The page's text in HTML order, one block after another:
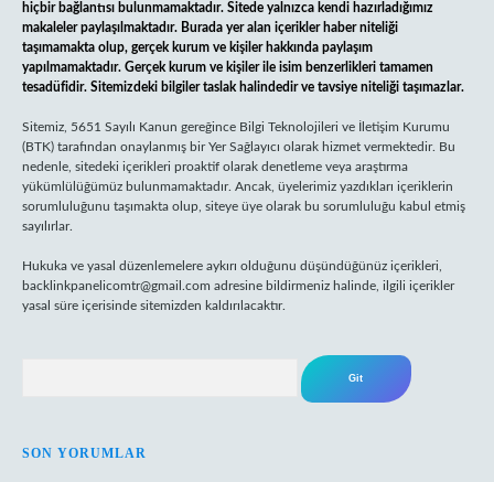
hiçbir bağlantısı bulunmamaktadır. Sitede yalnızca kendi hazırladığımız
makaleler paylaşılmaktadır. Burada yer alan içerikler haber niteliği
taşımamakta olup, gerçek kurum ve kişiler hakkında paylaşım
yapılmamaktadır. Gerçek kurum ve kişiler ile isim benzerlikleri tamamen
tesadüfidir. Sitemizdeki bilgiler taslak halindedir ve tavsiye niteliği taşımazlar.
Sitemiz, 5651 Sayılı Kanun gereğince Bilgi Teknolojileri ve İletişim Kurumu
(BTK) tarafından onaylanmış bir Yer Sağlayıcı olarak hizmet vermektedir. Bu
nedenle, sitedeki içerikleri proaktif olarak denetleme veya araştırma
yükümlülüğümüz bulunmamaktadır. Ancak, üyelerimiz yazdıkları içeriklerin
sorumluluğunu taşımakta olup, siteye üye olarak bu sorumluluğu kabul etmiş
sayılırlar.
Hukuka ve yasal düzenlemelere aykırı olduğunu düşündüğünüz içerikleri,
backlinkpanelicomtr@gmail.com adresine bildirmeniz halinde, ilgili içerikler
yasal süre içerisinde sitemizden kaldırılacaktır.
SON YORUMLAR